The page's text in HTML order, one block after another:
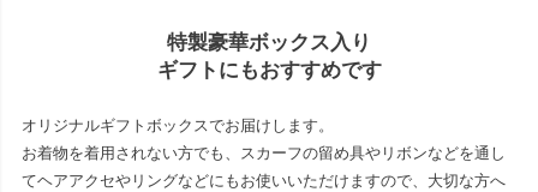
特製豪華ボックス入り
ギフトにもおすすめです
オリジナルギフトボックスでお届けします。
お着物を着用されない方でも、スカーフの留め具やリボンなどを通し
てヘアアクセやリングなどにもお使いいただけますので、大切な方へ